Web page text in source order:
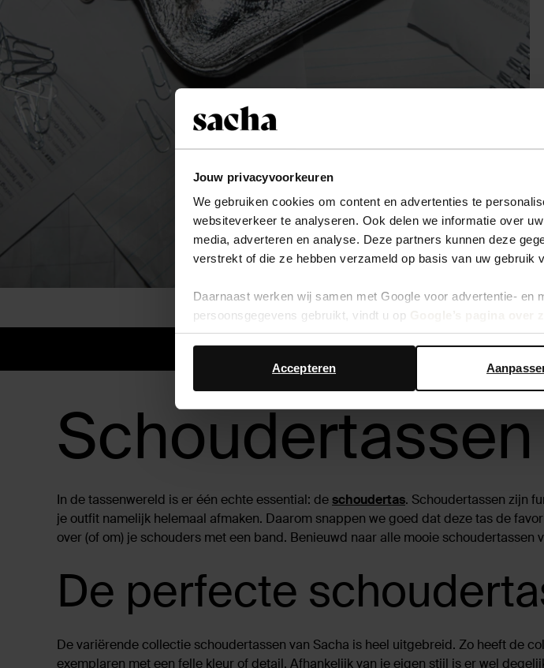
Jouw privacyvoorkeuren
We gebruiken cookies om content en advertenties te
websiteverkeer te analyseren. Ook delen we informatie over
media, adverteren en analyse. Deze partners kunnen deze
verstrekt of die ze hebben verzameld op basis van uw gebruik
Daarnaast werken wij samen met Google voor advertentie- en
persoonsgegevens gebruikt, vindt u op
Accepteren
14 dagen bedenktijd
In de tassenwereld is er één echte essential: deschoudertas. Schoudertassen zijn
je outfit namelijk helemaal afmaken. Daarom snappen we goed dat deze tas de
over (of om) je schouders met een band. Benieuwd naar alle mooie
De perfecte
De variërende collectie schoudertassen van Sacha is heel uitgebreid. Zo heeft de
exemplaren met een felle kleur of detail. Afhankelijk van je eigen stijl is er wel